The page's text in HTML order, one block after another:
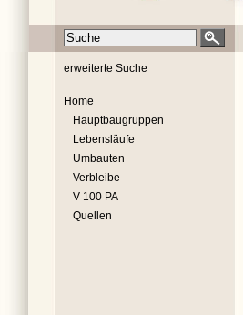
erweiterte Suche
Home
Hauptbaugruppen
Lebensläufe
Umbauten
Verbleibe
V 100 PA
Quellen